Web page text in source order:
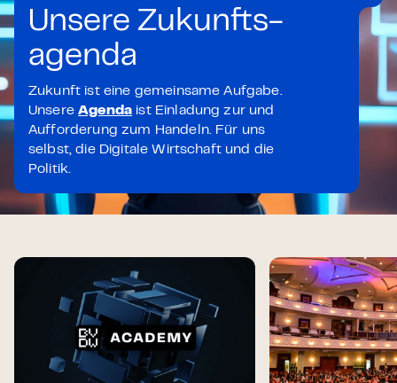
Unsere Zukunfts-
agenda
Zukunft ist eine gemeinsame Aufgabe.
UnsereAgenda ist Einladung zur und
Aufforderung zum Handeln. Für uns
selbst, die Digitale Wirtschaft und die
Politik.